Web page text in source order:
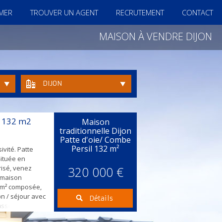
TROUVER UN AGENT RECRUTEMENT CONTACT
MAISON À VENDRE DIJON
DIJON
m2
Patte
en
venez
composée,
/ séjour avec
et au
Maison
traditionnelle Dijon
Patte d'oie/ Combe
Persil 132 m²
320 000 €
Détails